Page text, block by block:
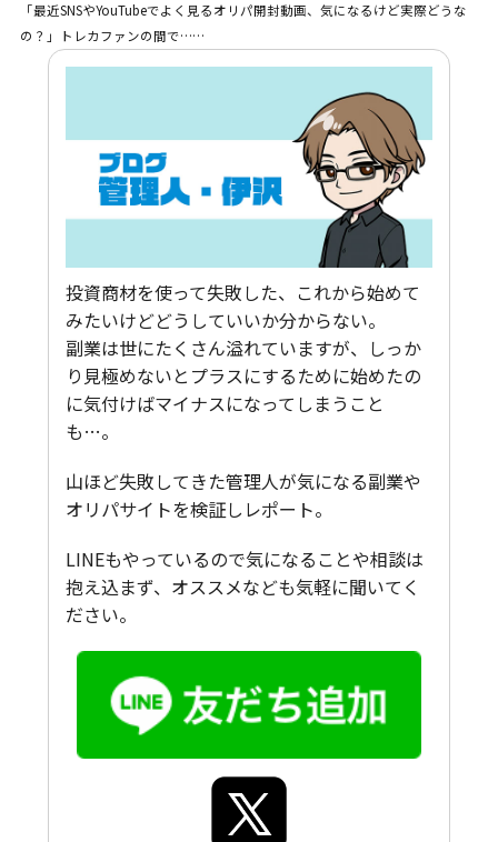
「最近SNSやYouTubeでよく見るオリパ開封動画、気になるけど実際どうな
の？」トレカファンの間で……
投資商材を使って失敗した、これから始めて
みたいけどどうしていいか分からない。
副業は世にたくさん溢れていますが、しっか
り見極めないとプラスにするために始めたの
に気付けばマイナスになってしまうこと
も…。
山ほど失敗してきた管理人が気になる副業や
オリパサイトを検証しレポート。
LINEもやっているので気になることや相談は
抱え込まず、オススメなども気軽に聞いてく
ださい。